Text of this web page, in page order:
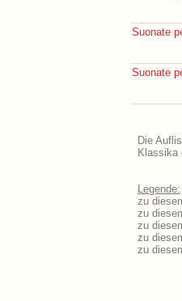
Suonate
Suonate
Die
Klassika
Legende:
zu
zu
zu
zu
zu